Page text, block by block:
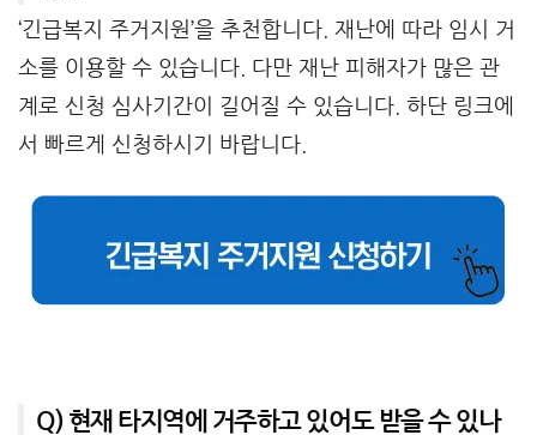
‘긴급복지 주거지원’을 추천합니다. 재난에 따라 임시 거
소를 이용할 수 있습니다. 다만 재난 피해자가 많은 관
계로 신청 심사기간이 길어질 수 있습니다. 하단 링크에
서 빠르게 신청하시기 바랍니다.
Q) 현재 타지역에 거주하고 있어도 받을 수 있나